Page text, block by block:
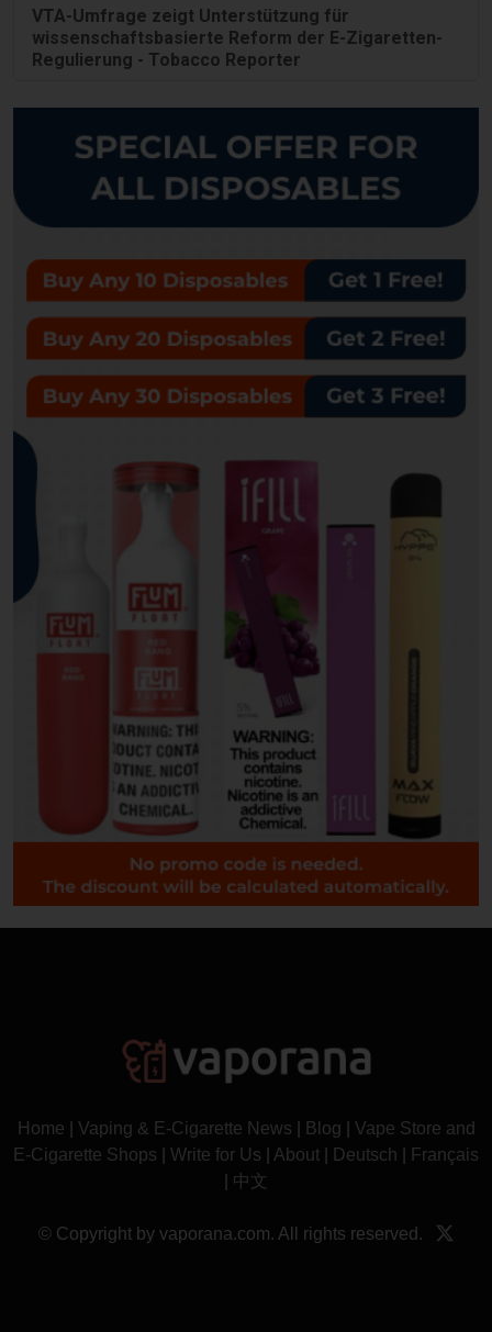
VTA-Umfrage zeigt Unterstützung für
wissenschaftsbasierte Reform der E-Zigaretten-
Regulierung - Tobacco Reporter
Home Vaping & E-Cigarette News Blog
Vape Store and
E-Cigarette Shops
Write for Us About Deutsch
Français
中文
© Copyright by vaporana.com. All rights reserved.